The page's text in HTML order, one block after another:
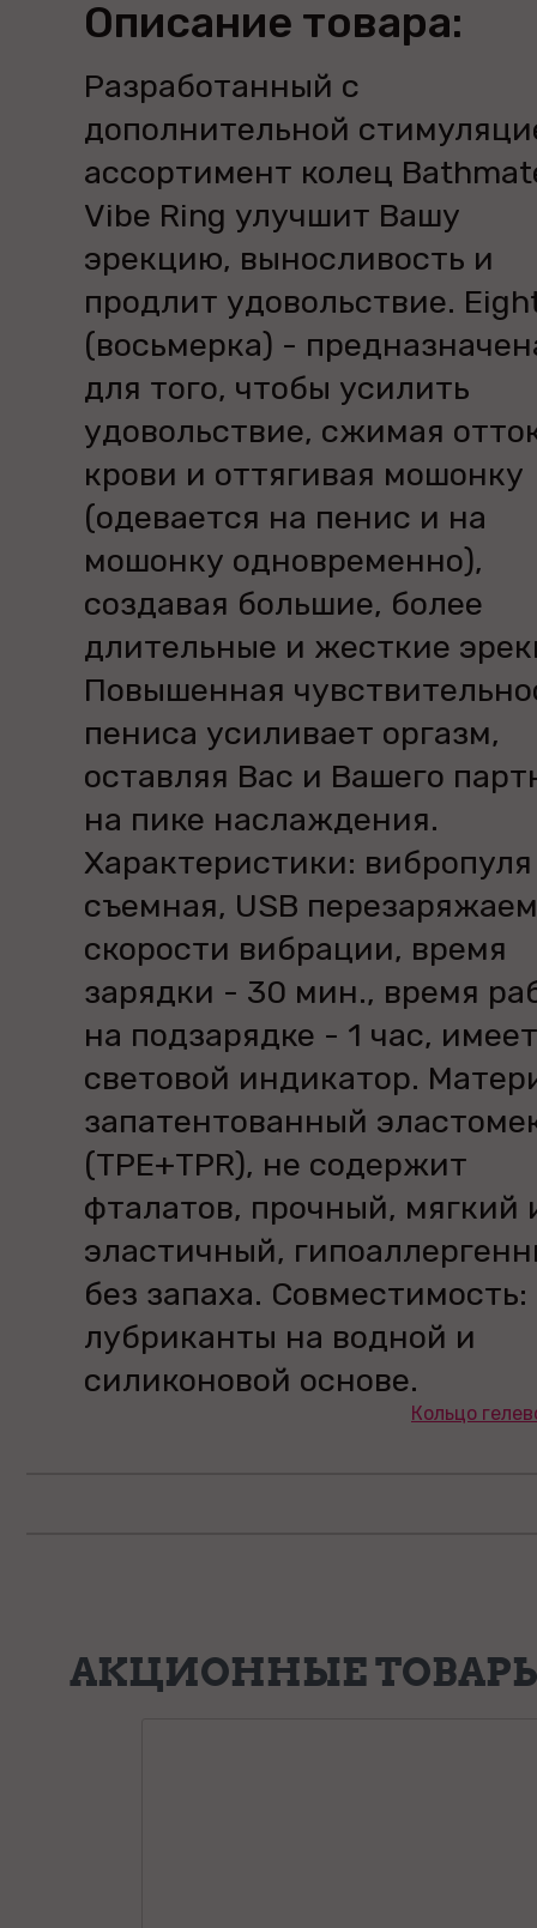
Описание товара:
Разработанный с
дополнительной
ассортимент колец
Vibe Ring улучшит Вашу
эрекцию, выносливость и
продлит удовольствие.
(восьмерка) -
для того, чтобы усилить
удовольствие, сжимая
крови и оттягивая мошонку
(одевается на пенис и на
мошонку одновременно),
создавая большие, более
длительные и жесткие
Повышенная
пениса усиливает оргазм,
оставляя Вас и Вашего
на пике наслаждения.
Характеристики: вибропуля
съемная, USB
скорости вибрации, время
зарядки - 30 мин., время
на подзарядке - 1 час, имеет
световой индикатор.
запатентованный
(TPE+TPR), не содержит
фталатов, прочный, мягкий
эластичный,
без запаха. Совместимость:
лубриканты на водной и
силиконовой основе.
Кольцо
АКЦИОННЫЕ